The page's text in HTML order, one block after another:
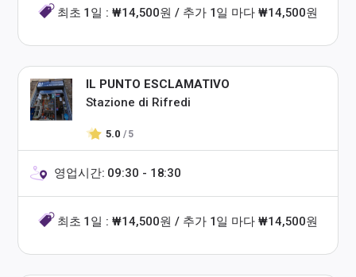
최초 1일 : ₩14,500원 / 추가 1일 마다 ₩14,500원
IL PUNTO ESCLAMATIVO
Stazione di Rifredi
5.0 / 5
영업시간: 09:30 - 18:30
최초 1일 : ₩14,500원 / 추가 1일 마다 ₩14,500원